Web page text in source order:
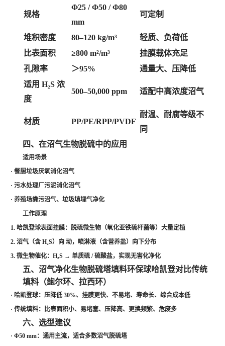
规格
Φ25 / Φ50 / Φ80
mm
可定制
堆积密度 80–120 kg/m³
轻质、负荷低
比表面积
≥800 m²/m³
挂膜载体充足
孔隙率
＞95%
通量大、压降低
适用 H₂S 浓
度
500–50,000 ppm 适配中高浓度沼气
材质 PP/PE/RPP/PVDF
耐温、耐腐等级不
同
四、在沼气生物脱硫中的应用
适用场景
· 餐厨垃圾厌氧消化沼气
· 污水处理厂污泥消化沼气
· 养殖场粪污沼气、垃圾填埋气净化
工作原理
1. 哈凯登球表面挂膜： 脱硫微生物 （氧化亚铁硫杆菌等）大量定植
2. 沼气（含 H₂S）向 动，喷淋液（含营养盐）向下分布
3. 微生物催化： H₂S → 单质硫 /硫酸盐，实现无害化净化
五、 沼气净化生物脱硫塔填料环保球哈凯登对比传统
填料（鲍尔环、拉西环）
· 哈凯登球：压降低 30%、挂膜更快、不易堵、寿命长、综合成本低
· 传统填料：比表面积小、易堵塞、压降高、更换频繁、危废多
六、选型建议
· Φ50 mm：通用主流，适合多数沼气脱硫塔